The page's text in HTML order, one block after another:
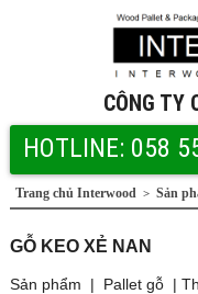
CÔNG TY
HOTLINE: 058
Trang chủ Interwood > Sản
GỖ KEO XẺ NAN
Sản phẩm | Pallet gỗ|